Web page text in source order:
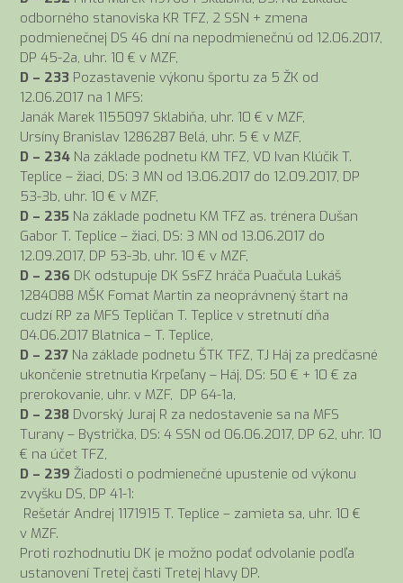
odborného stanoviska KR TFZ, 2 SSN + zmena
podmienečnej DS 46 dní na nepodmienečnú od 12.06.2017,
DP 45-2a, uhr. 10 € v MZF,
D – 233 Pozastavenie výkonu športu za 5 ŽK od
12.06.2017 na 1 MFS:
Janák Marek 1155097 Sklabiňa, uhr. 10 € v MZF,
Ursíny Branislav 1286287 Belá, uhr. 5 € v MZF,
D – 234 Na základe podnetu KM TFZ, VD Ivan Klúčik T.
Teplice – žiaci, DS: 3 MN od 13.06.2017 do 12.09.2017, DP
53-3b, uhr. 10 € v MZF,
D – 235 Na základe podnetu KM TFZ as. trénera Dušan
Gabor T. Teplice – žiaci, DS: 3 MN od 13.06.2017 do
12.09.2017, DP 53-3b, uhr. 10 € v MZF,
D – 236 DK odstupuje DK SsFZ hráča Puačula Lukáš
1284088 MŠK Fomat Martin za neoprávnený štart na
cudzí RP za MFS Tepličan T. Teplice v stretnutí dňa
04.06.2017 Blatnica – T. Teplice,
D – 237 Na základe podnetu ŠTK TFZ, TJ Háj za predčasné
ukončenie stretnutia Krpeľany – Háj, DS: 50 € + 10 € za
prerokovanie, uhr. v MZF, DP 64-1a,
D – 238 Dvorský Juraj R za nedostavenie sa na MFS
Turany – Bystrička, DS: 4 SSN od 06.06.2017, DP 62, uhr. 10
€ na účet TFZ,
D – 239 Žiadosti o podmienečné upustenie od výkonu
zvyšku DS, DP 41-1:
Rešetár Andrej 1171915 T. Teplice – zamieta sa, uhr. 10 €
v MZF.
Proti rozhodnutiu DK je možno podať odvolanie podľa
ustanovení Tretej časti Tretej hlavy DP.